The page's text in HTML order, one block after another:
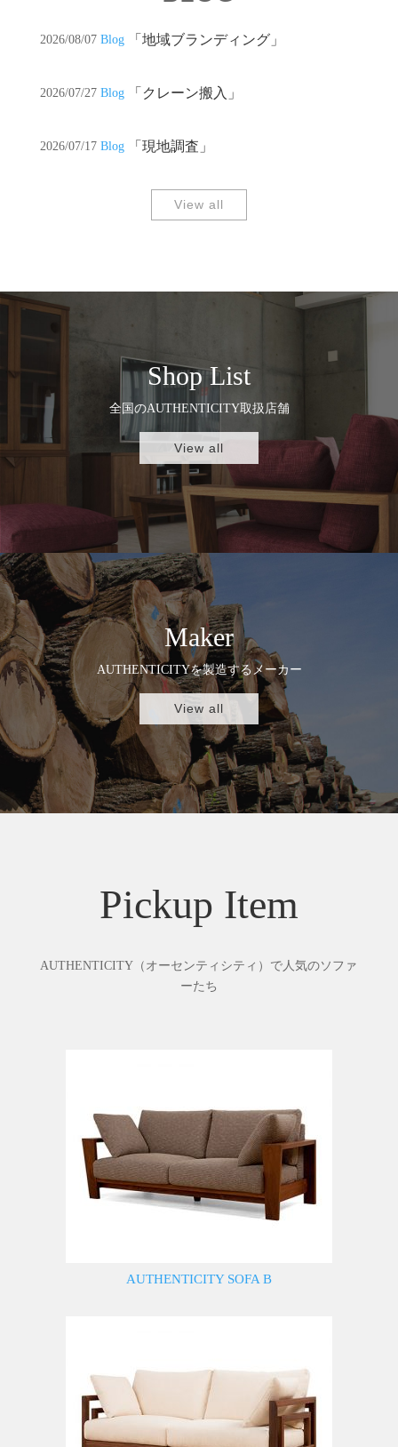
2026/08/07 Blog 「地域ブランディング」
2026/07/27 Blog 「クレーン搬入」
2026/07/17 Blog 「現地調査」
View all
Shop List
全国のAUTHENTICITY取扱店舗
View all
Maker
AUTHENTICITYを製造するメーカー
View all
Pickup Item
AUTHENTICITY（オーセンティシティ）で人気のソファ
ーたち
AUTHENTICITY SOFA B